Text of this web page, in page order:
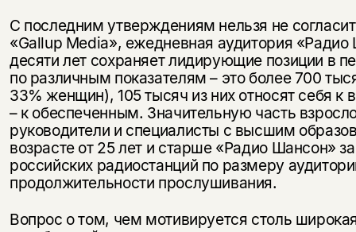
С последним утверждениям нельзя не
«Gallup Media», ежедневная аудитория
десяти лет сохраняет лидирующие позиции в
по различным показателям – это более 700
33% женщин), 105 тысяч из них относят себя
– к обеспеченным. Значительную часть
руководители и специалисты с высшим
возрасте от 25 лет и старше «Радио Шансон»
российских радиостанций по размеру
продолжительности прослушивания.
Вопрос о том, чем мотивируется столь